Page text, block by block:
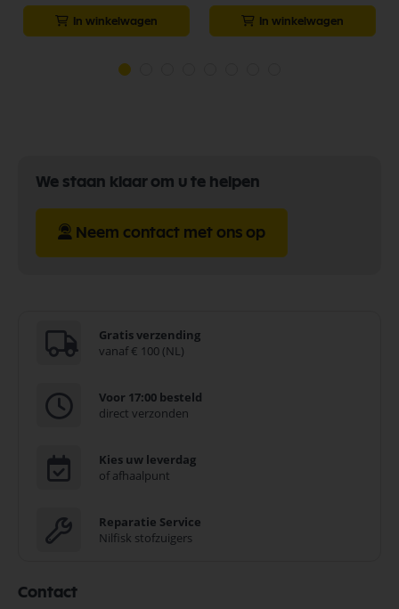
In winkelwagen In winkelwagen
We staan klaar om u te helpen
Neem contact met ons op
Gratis verzending
vanaf € 100 (NL)
Voor 17:00 besteld
direct verzonden
Kies uw leverdag
of afhaalpunt
Reparatie Service
Nilfisk stofzuigers
Contact